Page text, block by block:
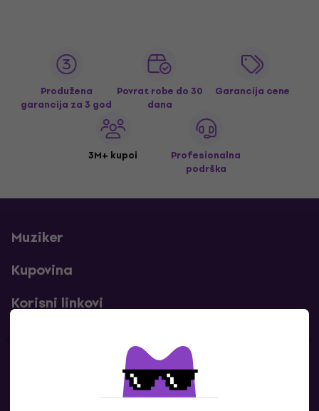
Produžena
garancija za 3 god
Povrat robe do 30
dana
Garancija cene
3M+ kupci
Profesionalna
podrška
Muziker
Kupovina
Korisni linkovi
Kontakti
Kontaktiraj nas